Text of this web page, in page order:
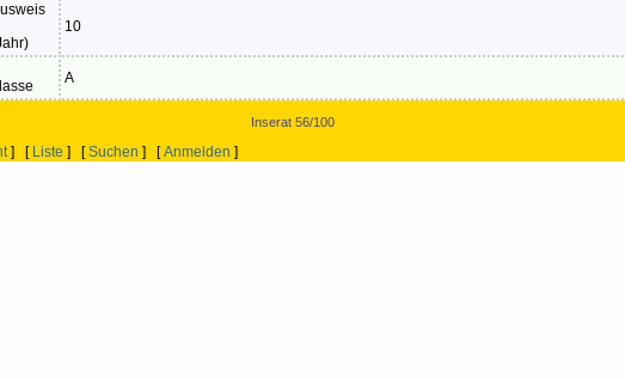
10
A
Inserat 56/100
] [ Liste ] [Suchen ] [Anmelden ]